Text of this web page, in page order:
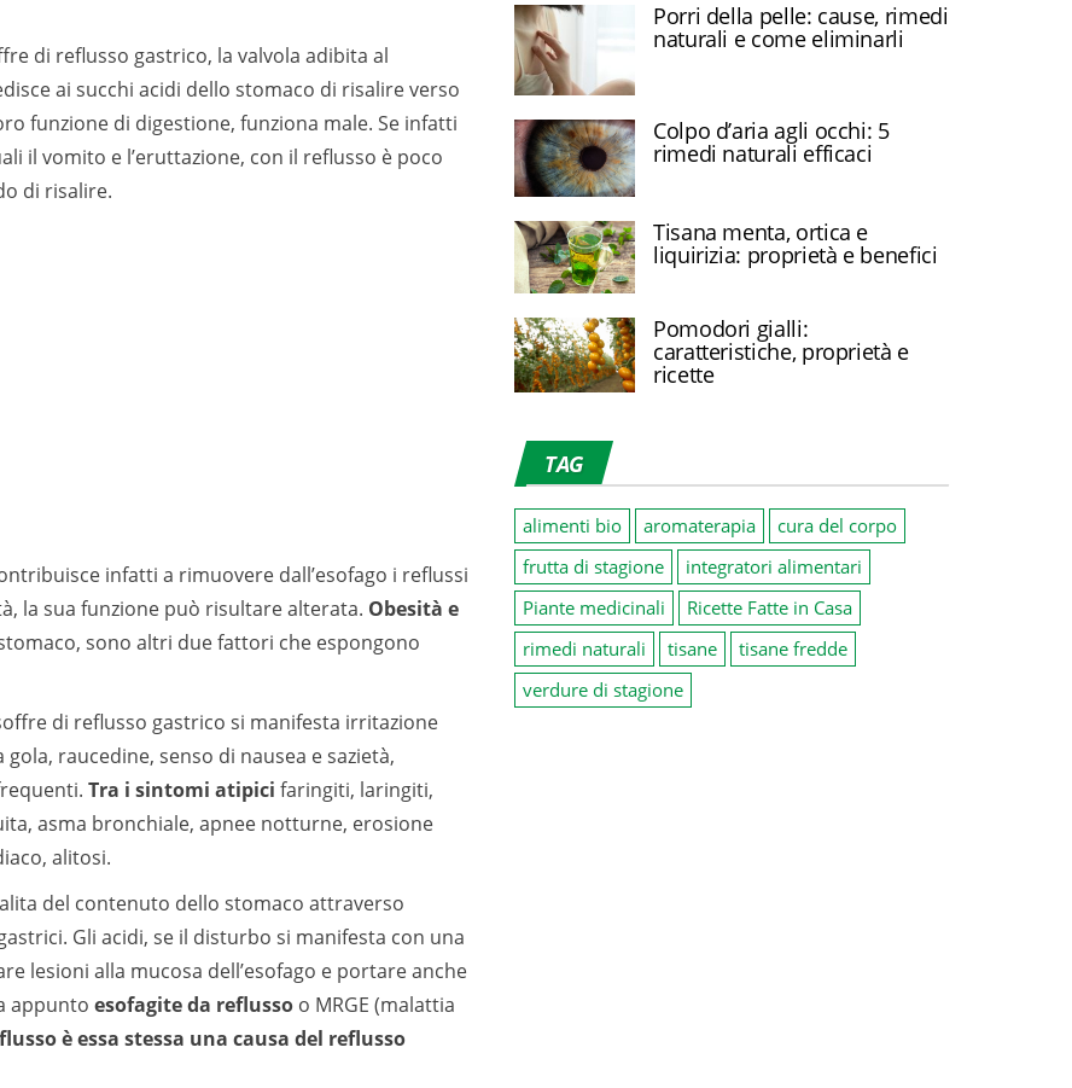
di reflusso gastrico, la valvola adibita al
ai succhi acidi dello stomaco di risalire verso
funzione di digestione, funziona male. Se infatti
il vomito e l’eruttazione, con il reflusso è poco
di risalire.
infatti a rimuovere dall’esofago i reflussi
la sua funzione può risultare alterata. Obesità e
sono altri due fattori che espongono
di reflusso gastrico si manifesta irritazione
raucedine, senso di nausea e sazietà,
Tra i sintomi atipici faringiti, laringiti,
asma bronchiale, apnee notturne, erosione
alitosi.
del contenuto dello stomaco attraverso
Gli acidi, se il disturbo si manifesta con una
lesioni alla mucosa dell’esofago e portare anche
appunto esofagite da reflusso o MRGE (malattia
è essa stessa una causa del reflusso
Porri della pelle: cause, rimedi
naturali e come eliminarli
Colpo d’aria agli occhi: 5
rimedi naturali efficaci
Tisana menta, ortica e
liquirizia: proprietà e benefici
Pomodori gialli:
caratteristiche, proprietà e
ricette
TAG
alimenti bio aromaterapia
cura del corpo
frutta di stagione
integratori alimentari
Piante medicinali
Ricette Fatte in Casa
rimedi naturali
tisane
tisane fredde
verdure di stagione